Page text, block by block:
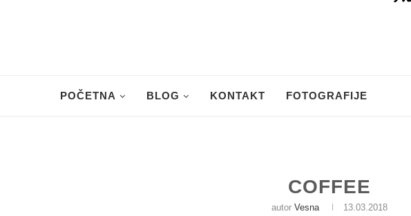
POČETNA BLOG KONTAKT FOTOGRAFIJE
COFFEE
autor Vesna 13.03.2018